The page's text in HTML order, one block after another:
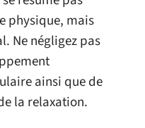
physique, mais
Ne négligez pas
ainsi que de
la relaxation.